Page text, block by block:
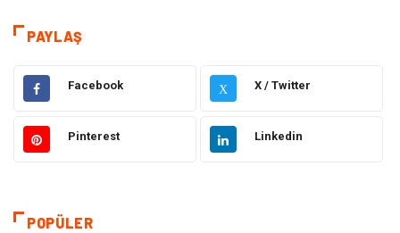
teknoloji
Hukuk Giyim
Elektronik Makine
Sağlıklı Yaşam
PAYLAŞ
Facebook X X / Twitter
Pinterest Linkedin
POPÜLER